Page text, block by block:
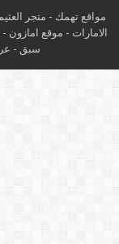
مواقع تهمك - متجر
الامارات - موقع امازون -
سبق -